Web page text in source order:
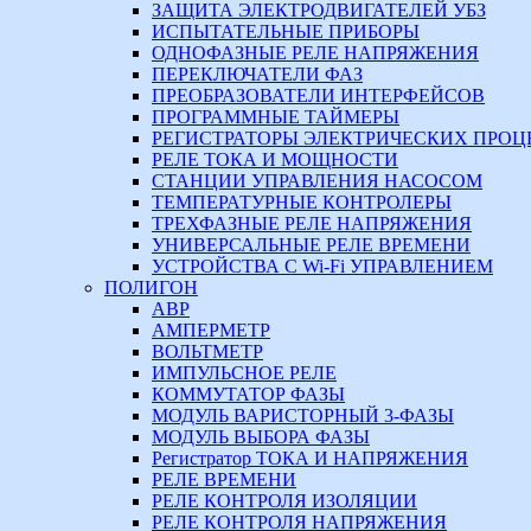
ЗАЩИТА ЭЛЕКТРОДВИГАТЕЛЕЙ УБЗ
ИСПЫТАТЕЛЬНЫЕ ПРИБОРЫ
ОДНОФАЗНЫЕ РЕЛЕ НАПРЯЖЕНИЯ
ПЕРЕКЛЮЧАТЕЛИ ФАЗ
ПРЕОБРАЗОВАТЕЛИ ИНТЕРФЕЙСОВ
ПРОГРАММНЫЕ ТАЙМЕРЫ
РЕГИСТРАТОРЫ ЭЛЕКТРИЧЕСКИХ
РЕЛЕ ТОКА И МОЩНОСТИ
СТАНЦИИ УПРАВЛЕНИЯ НАСОСОМ
ТЕМПЕРАТУРНЫЕ КОНТРОЛЕРЫ
ТРЕХФАЗНЫЕ РЕЛЕ НАПРЯЖЕНИЯ
УНИВЕРСАЛЬНЫЕ РЕЛЕ ВРЕМЕНИ
УСТРОЙСТВА С Wi-Fi УПРАВЛЕНИЕМ
ПОЛИГОН
АВР
АМПЕРМЕТР
ВОЛЬТМЕТР
ИМПУЛЬСНОЕ РЕЛЕ
КОММУТАТОР ФАЗЫ
МОДУЛЬ ВАРИСТОРНЫЙ 3-ФАЗЫ
МОДУЛЬ ВЫБОРА ФАЗЫ
Регистратор ТОКА И НАПРЯЖЕНИЯ
РЕЛЕ ВРЕМЕНИ
РЕЛЕ КОНТРОЛЯ ИЗОЛЯЦИИ
РЕЛЕ КОНТРОЛЯ НАПРЯЖЕНИЯ